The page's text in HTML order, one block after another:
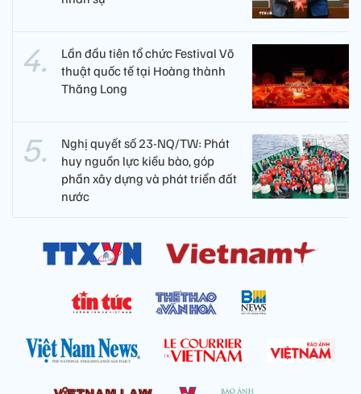
Lần đầu tiên tổ chức Festival Võ
thuật quốc tế tại Hoàng thành
Thăng Long
Nghị quyết số 23-NQ/TW: Phát
huy nguồn lực kiều bào, góp
phần xây dựng và phát triển đất
nước